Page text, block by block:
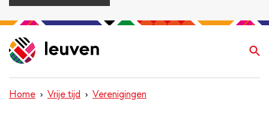
Overslaan
en
naar
inhoud
gaan
Home Vrije tijd Verenigingen